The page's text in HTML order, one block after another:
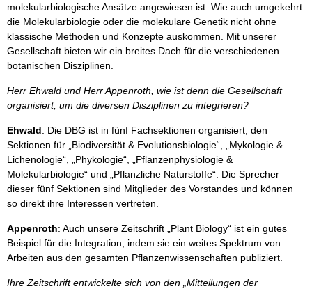
molekularbiologische Ansätze angewiesen ist. Wie auch umgekehrt
die Molekularbiologie oder die molekulare Genetik nicht ohne
klassische Methoden und Konzepte auskommen. Mit unserer
Gesellschaft bieten wir ein breites Dach für die verschiedenen
botanischen Disziplinen.
Herr Ehwald und Herr Appenroth, wie ist denn die Gesellschaft
organisiert, um die diversen Disziplinen zu integrieren?
Ehwald: Die DBG ist in fünf Fachsektionen organisiert, den
Sektionen für „Biodiversität & Evolutionsbiologie“, „Mykologie &
Lichenologie“, „Phykologie“, „Pflanzenphysiologie &
Molekularbiologie“ und „Pflanzliche Naturstoffe“. Die Sprecher
dieser fünf Sektionen sind Mitglieder des Vorstandes und können
so direkt ihre Interessen vertreten.
Appenroth: Auch unsere Zeitschrift „Plant Biology“ ist ein gutes
Beispiel für die Integration, indem sie ein weites Spektrum von
Arbeiten aus den gesamten Pflanzenwissenschaften publiziert.
Ihre Zeitschrift entwickelte sich von den „Mitteilungen der